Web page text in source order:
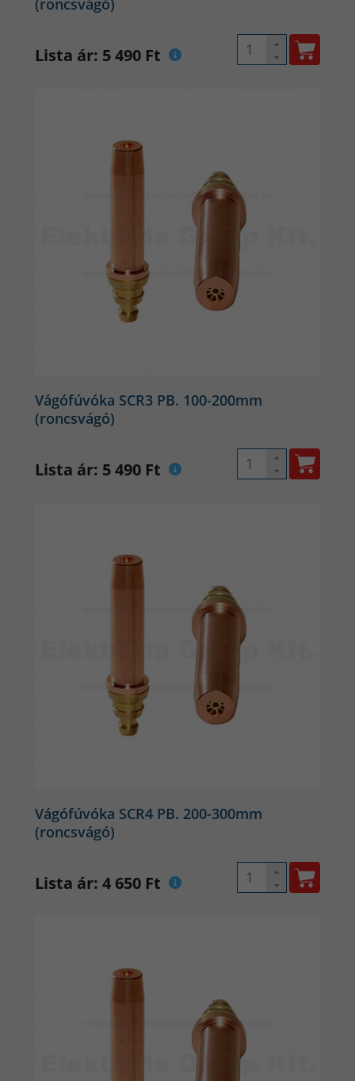
(roncsvágó)
Lista ár: 5 490 Ft
Vágófúvóka SCR3 PB. 100-200mm
(roncsvágó)
Lista ár: 5 490 Ft
Vágófúvóka SCR4 PB. 200-300mm
(roncsvágó)
Lista ár: 4 650 Ft